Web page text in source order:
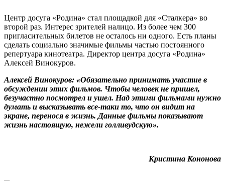
Центр досуга «Родина» стал площадкой для «Сталкера» во
второй раз. Интерес зрителей налицо. Из более чем 300
пригласительных билетов не осталось ни одного. Есть планы
сделать социально значимые фильмы частью постоянного
репертуара кинотеатра. Директор центра досуга «Родина»
Алексей Винокуров.
Алексей Винокуров: «Обязательно принимать участие в
обсуждении этих фильмов. Чтобы человек не пришел,
безучастно посмотрел и ушел. Над этими фильмами нужно
думать и высказывать все-таки то, что он видит на
экране, перенося в жизнь. Данные фильмы показывают
жизнь настоящую, нежели голливудскую».
Кристина Кононова